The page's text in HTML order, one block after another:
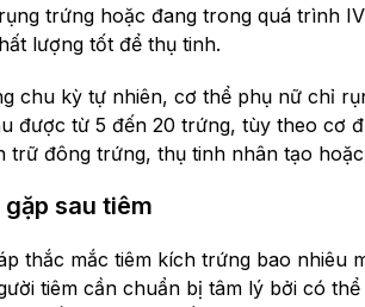
trứng hoặc đang trong quá trình
lượng tốt để thụ tinh.
chu kỳ tự nhiên, cơ thể phụ nữ chỉ
được từ 5 đến 20 trứng, tùy theo cơ
trữ đông trứng, thụ tinh nhân tạo
sau tiêm
thắc mắc tiêm kích trứng bao nhiêu
tiêm cần chuẩn bị tâm lý bởi có